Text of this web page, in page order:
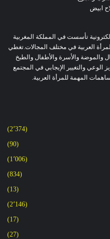
تأسست في المملكة المغربية
تعنى بشؤون المرأة العربية في مختلف المجالات.تغطي
والأسرة والأطفال والطبخ
الوعي والتغيير الإيجابي في المجتمع
المهمة للمرأة العربية.
(2٬374)
(90)
(1٬006)
(834)
(13)
(2٬146)
(17)
(27)